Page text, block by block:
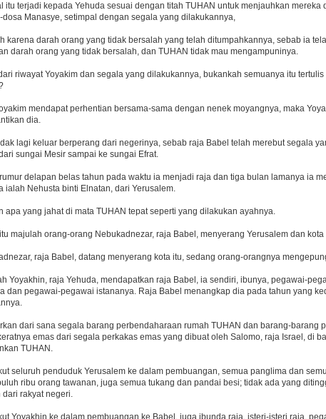
itu terjadi kepada Yehuda sesuai dengan titah TUHAN untuk menjauhkan mereka
dosa Manasye, setimpal dengan segala yang dilakukannya,
karena darah orang yang tidak bersalah yang telah ditumpahkannya, sebab ia
darah orang yang tidak bersalah, dan TUHAN tidak mau mengampuninya.
riwayat Yoyakim dan segala yang dilakukannya, bukankah semuanya itu
mendapat perhentian bersama-sama dengan nenek moyangnya, maka
dia.
lagi keluar berperang dari negerinya, sebab raja Babel telah merebut segala
sungai Mesir sampai ke sungai Efrat.
delapan belas tahun pada waktu ia menjadi raja dan tiga bulan lamanya ia
ialah Nehusta binti Elnatan, dari Yerusalem.
apa yang jahat di mata TUHAN tepat seperti yang dilakukan ayahnya.
majulah orang-orang Nebukadnezar, raja Babel, menyerang Yerusalem dan
raja Babel, datang menyerang kota itu, sedang orang-orangnya
Yoyakhin, raja Yehuda, mendapatkan raja Babel, ia sendiri, ibunya, pegawai-
dan pegawai-pegawai istananya. Raja Babel menangkap dia pada tahun yang
dari sana segala barang perbendaharaan rumah TUHAN dan barang-barang
emas dari segala perkakas emas yang dibuat oleh Salomo, raja Israel, di
TUHAN.
seluruh penduduk Yerusalem ke dalam pembuangan, semua panglima dan
ribu orang tawanan, juga semua tukang dan pandai besi; tidak ada yang
dari rakyat negeri.
Yoyakhin ke dalam pembuangan ke Babel, juga ibunda raja, isteri-isteri raja,